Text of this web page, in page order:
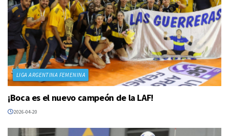
LIGA ARGENTINA FEMENINA
¡Boca es el nuevo campeón de la LAF!
2026-04-20